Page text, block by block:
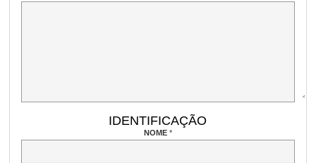
IDENTIFICAÇÃO
NOME *